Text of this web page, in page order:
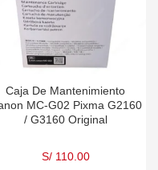
Caja De Mantenimiento
MC-G02 Pixma G2160
/ G3160 Original
S/110.00